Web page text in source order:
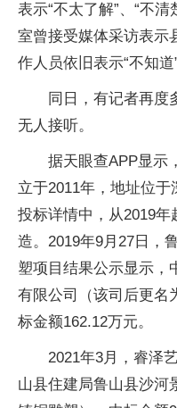
表示“不太了解”、“不
室曾接受媒体采访表示
作人员依旧表示“不知道”
同日，有记者再度
无人接听。
据天眼查APP显示
立于2011年，地址位
投标详情中，从2019
造。2019年9月27日，
塑项目结果公示显示，
有限公司（该司后更名
标金额162.12万元。
2021年3月，睿泽
山县住建局鲁山县沙河